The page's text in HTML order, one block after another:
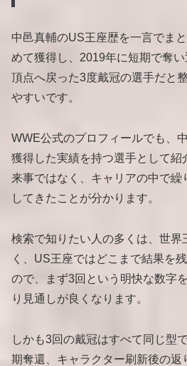
中邑真輔のUS王座歴を一言でま
めて獲得し、2019年に短期で奪
頂点へ戻った3度戴冠の選手だと
やすいです。
WWE公式のプロフィールでも、
獲得した実績を持つ選手として紹
来事ではなく、キャリアの中で繰
してきたことが分かります。
検索で知りたい人の多くは、世界
く、US王座ではどこまで結果を
ので、まず3回という明快な数字
り見通しが良くなります。
しかも3回の戴冠はすべて同じ型
期奪還、キャラクター刷新後の返